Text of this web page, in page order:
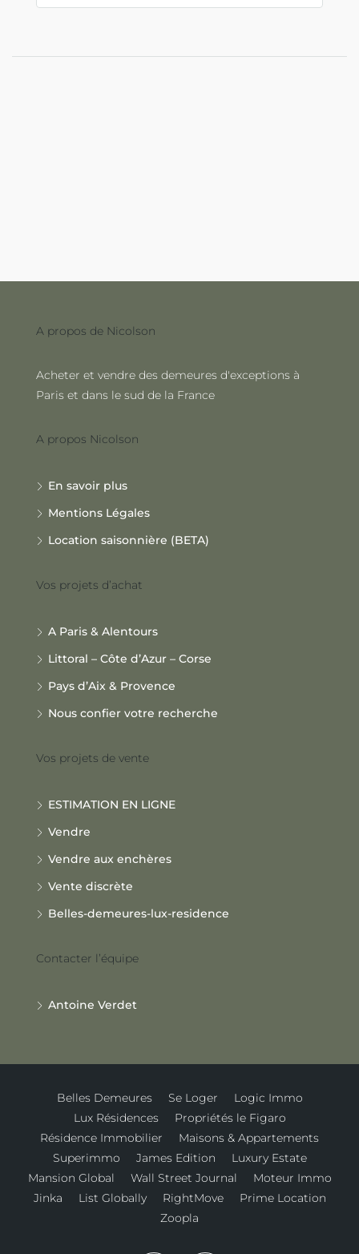
A propos de Nicolson
Acheter et vendre des demeures d'exceptions à
Paris et dans le sud de la France
A propos Nicolson
En savoir plus
Mentions Légales
Location saisonnière (BETA)
Vos projets d’achat
A Paris & Alentours
Littoral – Côte d’Azur – Corse
Pays d’Aix & Provence
Nous confier votre recherche
Vos projets de vente
ESTIMATION EN LIGNE
Vendre
Vendre aux enchères
Vente discrète
Belles-demeures-lux-residence
Contacter l’équipe
Antoine Verdet
Belles Demeures Se Loger
Logic Immo
Lux Résidences
Propriétés le Figaro
Résidence Immobilier
Maisons & Appartements
Superimmo
James Edition
Luxury Estate
Mansion Global
Wall Street Journal
Moteur Immo
Jinka
List Globally RightMove
Prime Location
Zoopla